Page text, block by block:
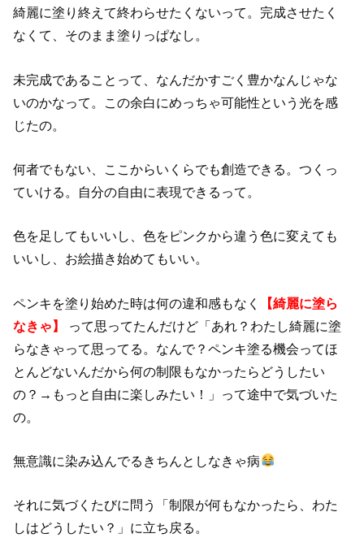
綺麗に塗り終えて終わらせたくないって。完成させたく
なくて、そのまま塗りっぱなし。
未完成であることって、なんだかすごく豊かなんじゃな
いのかなって。この余白にめっちゃ可能性という光を感
じたの。
何者でもない、ここからいくらでも創造できる。つくっ
ていける。自分の自由に表現できるって。
色を足してもいいし、色をピンクから違う色に変えても
いいし、お絵描き始めてもいい。
ペンキを塗り始めた時は何の違和感もなく
【綺麗に塗ら
なきゃ】 って思ってたんだけど「あれ？わたし綺麗に塗
らなきゃって思ってる。なんで？ペンキ塗る機会ってほ
とんどないんだから何の制限もなかったらどうしたい
の？→もっと自由に楽しみたい！」って途中で気づいた
の。
無意識に染み込んでるきちんとしなきゃ病
それに気づくたびに問う「制限が何もなかったら、わた
しはどうしたい？」に立ち戻る。